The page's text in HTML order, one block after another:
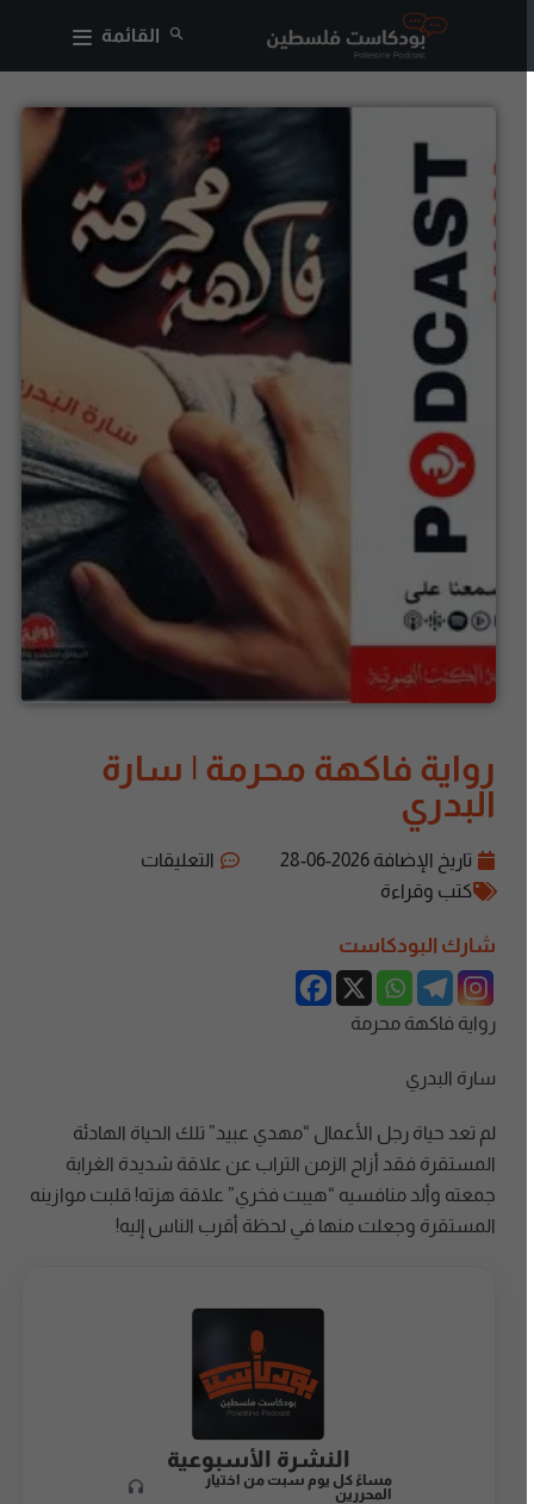
القائمة
رواية فاكهة محرمة | سارة
البدري
تاريخ الإضافة2026-06-28
التعليقات
كتب وقراءة
شارك البودكاست
رواية فاكهة محرمة
سارة البدري
لم تعد حياة رجل الأعمال “مهدي عبيد” تلك الحياة الهادئة
المستقرة فقد أزاح الزمن التراب عن علاقة شديدة الغرابة
جمعته وألد منافسيه “هيبت فخري” علاقة هزته! قلبت موازينه
المستقرة وجعلت منها في لحظة أقرب الناس إليه!
النشرة الأسبوعية
مساءً كل يوم سبت من اختيار
المحررين